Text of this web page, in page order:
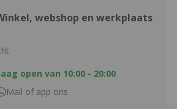
webshop en werkplaats
open van 10:00 - 20:00
Mail of app ons